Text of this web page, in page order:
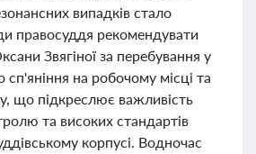
випадків стало
правосуддя рекомендувати
Звягіної за перебування у
сп'яніння на робочому місці та
що підкреслює важливість
та високих стандартів
корпусі. Водночас